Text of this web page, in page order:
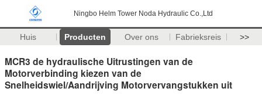
Ningbo Helm Tower Noda Hydraulic Co.,Ltd
Huis Producten Over ons Fabrieksreis >>
MCR3 de hydraulische Uitrustingen van de
Motorverbinding kiezen van de
Snelheidswiel/Aandrijving Motorvervangstukken uit